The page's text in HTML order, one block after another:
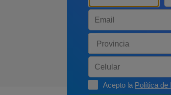
Acepto la Política de